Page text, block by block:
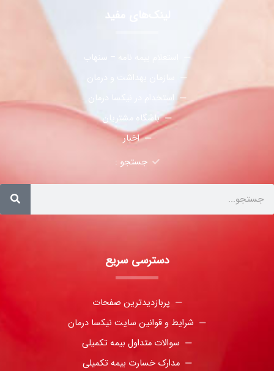
لینک‌های مفید
استعلام بیمه نامه – سنهاب
باشگاه مشتریان
اخبار
جستجو :
دسترسی سریع
پربازدیدترین صفحات
شرایط و قوانین سایت نیکسا درمان
سوالات متداول بیمه تکمیلی
مدارک خسارت بیمه تکمیلی